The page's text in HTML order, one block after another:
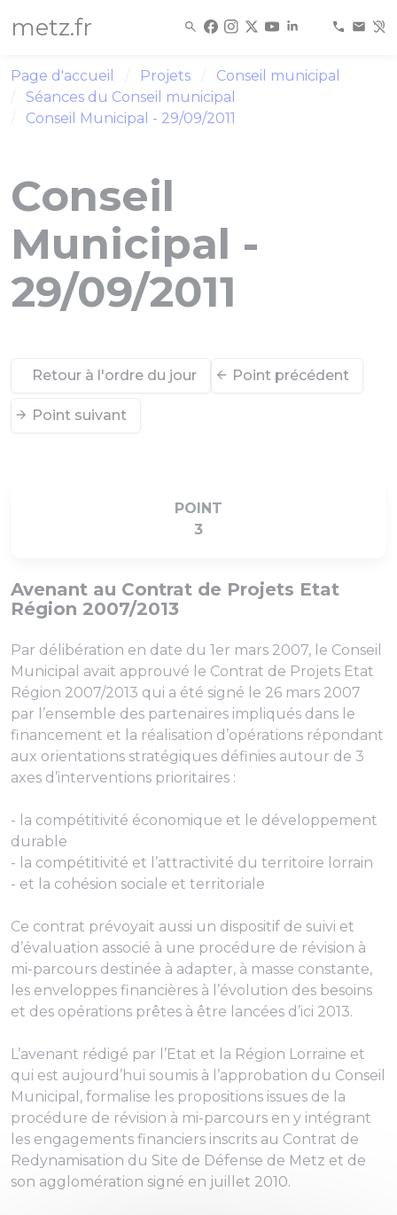
metz.fr
Page d'accueil Projets
Conseil municipal
Séances du Conseil municipal
Conseil Municipal - 29/09/2011
Conseil
Municipal -
29/09/2011
Retour à l'ordre du jour Point précédent
Point suivant
POINT
3
Avenant au Contrat de Projets Etat
Région 2007/2013
Par délibération en date du 1er mars 2007, le Conseil
Municipal avait approuvé le Contrat de Projets Etat
Région 2007/2013 qui a été signé le 26 mars 2007
par l’ensemble des partenaires impliqués dans le
financement et la réalisation d’opérations répondant
aux orientations stratégiques définies autour de 3
axes d’interventions prioritaires :
- la compétitivité économique et le développement
durable
- la compétitivité et l’attractivité du territoire lorrain
- et la cohésion sociale et territoriale
Ce contrat prévoyait aussi un dispositif de suivi et
d’évaluation associé à une procédure de révision à
mi-parcours destinée à adapter, à masse constante,
les enveloppes financières à l’évolution des besoins
et des opérations prêtes à être lancées d’ici 2013.
L’avenant rédigé par l’Etat et la Région Lorraine et
qui est aujourd’hui soumis à l’approbation du Conseil
Municipal, formalise les propositions issues de la
procédure de révision à mi-parcours en y intégrant
les engagements financiers inscrits au Contrat de
Redynamisation du Site de Défense de Metz et de
son agglomération signé en juillet 2010.